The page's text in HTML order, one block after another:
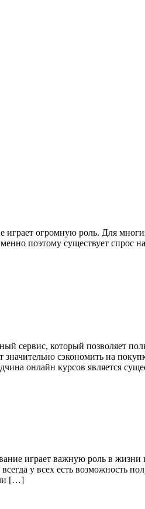
огромную роль. Для
поэтому существует
сервис, который позволяет
значительно сэкономить на
онлайн курсов является
играет важную роль в
у всех есть возможность
[…]